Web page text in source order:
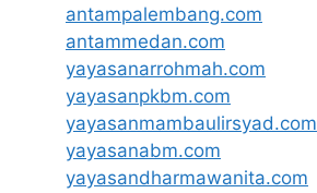
antampalembang.com
antammedan.com
yayasanarrohmah.com
yayasanpkbm.com
yayasanmambaulirsyad.com
yayasanabm.com
yayasandharmawanita.com